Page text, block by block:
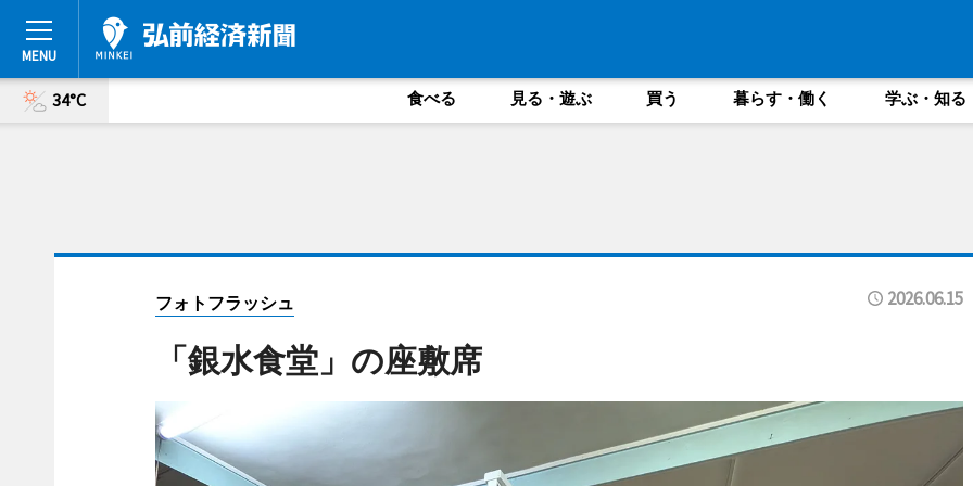
34°C 食べる 見る・遊ぶ 買う 暮らす・働く 学ぶ・知る
フォトフラッシュ 2026.06.15
「銀水食堂」の座敷席